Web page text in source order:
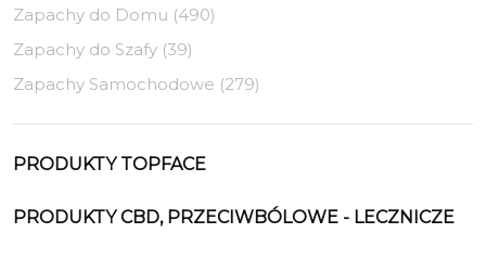
Zapachy do Domu (490)
Zapachy do Szafy (39)
Zapachy Samochodowe (279)
PRODUKTY TOPFACE
PRODUKTY CBD, PRZECIWBÓLOWE - LECZNICZE